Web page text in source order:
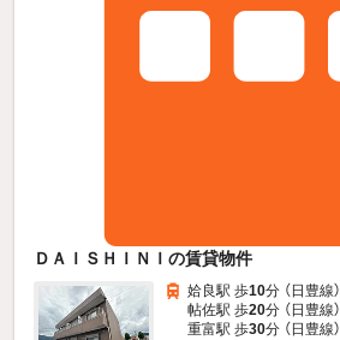
ＤＡＩＳＨＩＮＩの賃貸物件
姶良駅 歩10分 （日豊線）
帖佐駅 歩20分 （日豊線）
重富駅 歩30分 （日豊線）